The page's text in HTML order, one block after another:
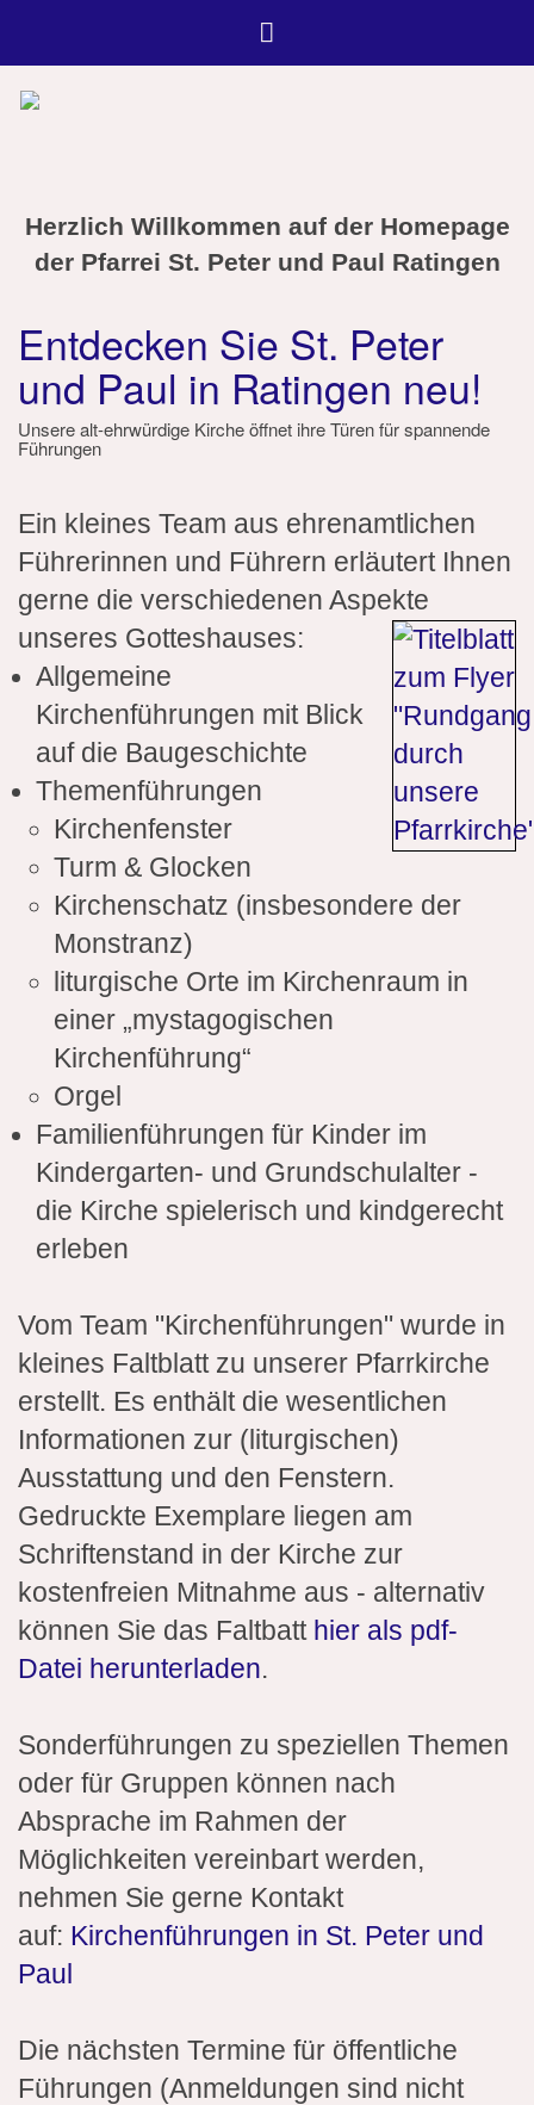
Herzlich Willkommen auf der Homepage
der Pfarrei St. Peter und Paul Ratingen
Entdecken Sie St. Peter
und Paul in Ratingen neu!
Unsere alt-ehrwürdige Kirche öffnet ihre Türen für spannende
Führungen
Ein kleines Team aus ehrenamtlichen
Führerinnen und Führern erläutert Ihnen
gerne die verschiedenen Aspekte
unseres Gotteshauses:
Allgemeine
Kirchenführungen mit Blick
auf die Baugeschichte
Themenführungen
Kirchenfenster
Turm & Glocken
Kirchenschatz (insbesondere der
Monstranz)
liturgische Orte im Kirchenraum in
einer „mystagogischen
Kirchenführung“
Orgel
Familienführungen für Kinder im
Kindergarten- und Grundschulalter -
die Kirche spielerisch und kindgerecht
erleben
Vom Team "Kirchenführungen" wurde in
kleines Faltblatt zu unserer Pfarrkirche
erstellt. Es enthält die wesentlichen
Informationen zur (liturgischen)
Ausstattung und den Fenstern.
Gedruckte Exemplare liegen am
Schriftenstand in der Kirche zur
kostenfreien Mitnahme aus - alternativ
können Sie das Faltbatt hier als pdf-
Datei herunterladen.
Sonderführungen zu speziellen Themen
oder für Gruppen können nach
Absprache im Rahmen der
Möglichkeiten vereinbart werden,
nehmen Sie gerne Kontakt
auf: Kirchenführungen in St. Peter und
Paul
Die nächsten Termine für öffentliche
Führungen (Anmeldungen sind nicht